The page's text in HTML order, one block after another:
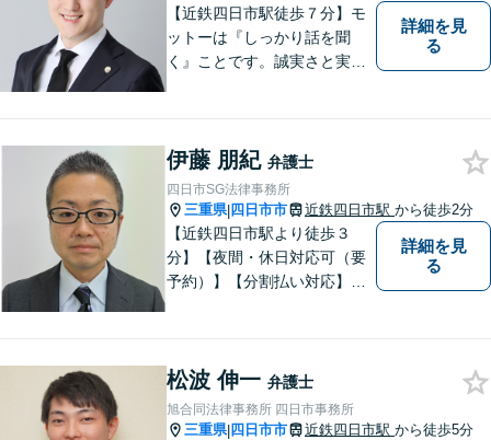
【近鉄四日市駅徒歩７分】モ
ットーは『しっかり話を聞
く』ことです。誠実さと実直
（使用者側）／交通事故／相
続問題など、幅広く対応。お
気軽にご相談ください。
詳細を見
る
伊藤 朋紀 弁護士
四日市SG法律事務所
三重県| 四日市市 近鉄四日市駅 から徒歩2分
【近鉄四日市駅より徒歩３
分】【夜間・休日対応可（要
予約）】【分割払い対応】
して、一緒に解決方法を考え
る手助けをさせていただけれ
ばと思いますので、お気軽に
詳細を見
る
松波 伸一 弁護士
旭合同法律事務所 四日市事務所
三重県| 四日市市 近鉄四日市駅 から徒歩5分